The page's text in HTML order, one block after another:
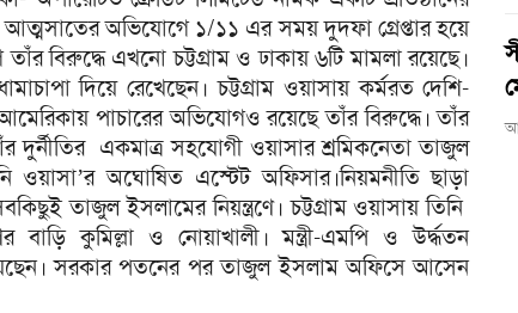
আত্মসাতের অভিযোগে ১/১১ এর সময় দুদফা গ্রেপ্তার হয়ে
বিরুদ্ধে এখনো চট্টগ্রাম ও ঢাকায় ৬টি মামলা রয়েছে।
দিয়ে রেখেছেন। চট্টগ্রাম ওয়াসায় কর্মরত দেশি-
পাচারের অভিযোগও রয়েছে তাঁর বিরুদ্ধে। তাঁর
একমাত্র সহযোগী ওয়াসার শ্রমিকনেতা তাজুল
ওয়াসা’র অঘোষিত এস্টেট অফিসার।নিয়মনীতি ছাড়া
তাজুল ইসলামের নিয়ন্ত্রণে। চট্টগ্রাম ওয়াসায় তিনি
বাড়ি কুমিল্লা ও নোয়াখালী। মন্ত্রী-এমপি ও উর্দ্ধতন
সরকার পতনের পর তাজুল ইসলাম অফিসে আসেন